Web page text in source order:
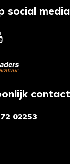
social media
contact
02253